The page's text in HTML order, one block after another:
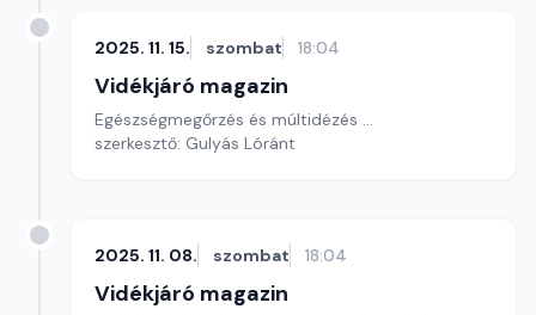
2025. 11. 15. szombat 18:04
Vidékjáró magazin
Egészségmegőrzés és múltidézés ...
szerkesztő: Gulyás Lóránt
2025. 11. 08. szombat 18:04
Vidékjáró magazin